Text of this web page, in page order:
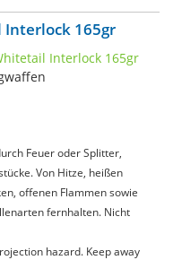
Interlock 165gr
Feuer oder Splitter,
Von Hitze, heißen
offenen Flammen sowie
fernhalten. Nicht
hazard. Keep away